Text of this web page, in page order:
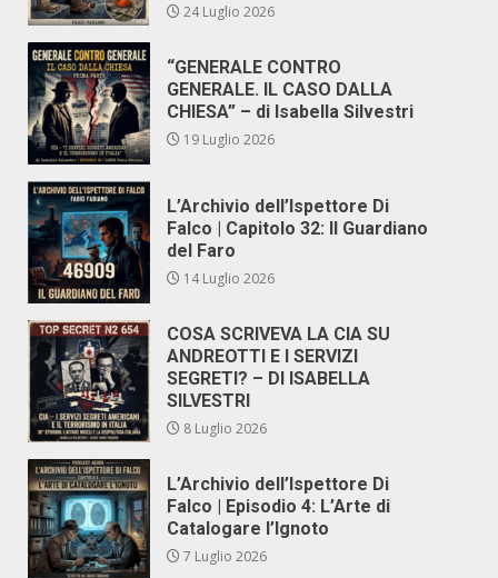
24 Luglio 2026
“GENERALE CONTRO
GENERALE. IL CASO DALLA
CHIESA” – di Isabella Silvestri
19 Luglio 2026
L’Archivio dell’Ispettore Di
Falco | Capitolo 32: Il Guardiano
del Faro
14 Luglio 2026
COSA SCRIVEVA LA CIA SU
ANDREOTTI E I SERVIZI
SEGRETI? – DI ISABELLA
SILVESTRI
8 Luglio 2026
L’Archivio dell’Ispettore Di
Falco | Episodio 4: L’Arte di
Catalogare l’Ignoto
7 Luglio 2026